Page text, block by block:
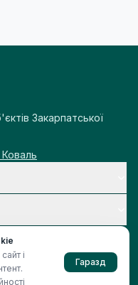
Закарпатської
Всі права захищено.
і
Гаразд